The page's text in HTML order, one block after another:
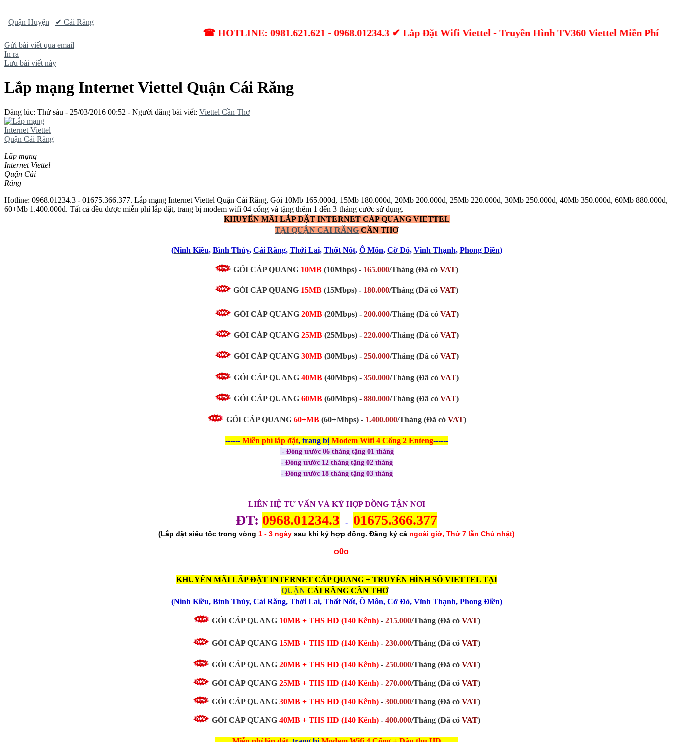
Quận Huyện ✔ Cái Răng
☎ HOTLINE: 0981.621.621 - 0968.01234.3 ✔ Lắp Đặt Wifi Viettel - Truyền Hình TV360 Viettel Miễn Phí
Gửi bài viết qua email
In ra
Lưu bài viết này
Lắp mạng Internet Viettel Quận Cái Răng
Đăng lúc: Thứ sáu - 25/03/2016 00:52 - Người đăng bài viết: Viettel Cần Thơ
Lắp mạng
Internet Viettel
Quận Cái
Răng
Hotline: 0968.01234.3 - 01675.366.377. Lắp mạng Internet Viettel Quận Cái Răng, Gói 10Mb 165.000đ, 15Mb 180.000đ, 20Mb 200.000đ, 25Mb 220.000đ, 30Mb 250.000đ, 40Mb 350.000đ, 60Mb 880.000đ,
60+Mb 1.400.000đ. Tất cả đều được miễn phí lắp đặt, trang bị modem wifi 04 cổng và tặng thêm 1 đến 3 tháng cước sử dụng.
KHUYẾN MÃI LẮP ĐẶT INTERNET CÁP QUANG VIETTEL
TẠI QUẬN CÁI RĂNG CẦN THƠ
(Ninh Kiều, Bình Thủy, Cái Răng, Thới Lai, Thốt Nốt, Ô Môn, Cờ Đỏ, Vĩnh Thạnh, Phong Điền)
GÓI CÁP QUANG 10MB (10Mbps) - 165.000/Tháng (Đã có VAT)
GÓI CÁP QUANG 15MB (15Mbps) - 180.000/Tháng (Đã có VAT)
GÓI CÁP QUANG 20MB (20Mbps) - 200.000/Tháng (Đã có VAT)
GÓI CÁP QUANG 25MB (25Mbps) - 220.000/Tháng (Đã có VAT)
GÓI CÁP QUANG 30MB (30Mbps) - 250.000/Tháng (Đã có VAT)
GÓI CÁP QUANG 40MB (40Mbps) - 350.000/Tháng (Đã có VAT)
GÓI CÁP QUANG 60MB (60Mbps) - 880.000/Tháng (Đã có VAT)
GÓI CÁP QUANG 60+MB (60+Mbps) - 1.400.000/Tháng (Đã có VAT)
------ Miễn phílắp đặt, trang bị Modem Wifi 4 Cổng 2 Enteng------
- Đóng trước 06 tháng tặng 01 tháng
- Đóng trước 12 tháng tặng 02 tháng
- Đóng trước 18 tháng tặng 03 tháng
LIÊN HỆ TƯ VẤN VÀ KÝ HỢP ĐỒNG TẬN NƠI
ĐT: 0968.01234.3 - 01675.366.377
(Lắp đặt siêu tốc trong vòng 1 - 3 ngày sau khi ký hợp đồng. Đăng ký cả ngoài giờ, Thứ 7 lẫn Chủ nhật)
_______________________o0o_____________________
KHUYẾN MÃI LẮP ĐẶT INTERNET CÁP QUANG + TRUYỀN HÌNH SỐ VIETTEL TẠI
QUẬN CÁI RĂNGCẦN THƠ
(Ninh Kiều, Bình Thủy, Cái Răng, Thới Lai, Thốt Nốt, Ô Môn, Cờ Đỏ, Vĩnh Thạnh, Phong Điền)
GÓI CÁP QUANG 10MB + THS HD (140 Kênh)- 215.000/Tháng (Đã có VAT)
GÓI CÁP QUANG 15MB + THS HD (140 Kênh) - 230.000/Tháng (Đã có VAT)
GÓI CÁP QUANG 20MB + THS HD (140 Kênh) - 250.000/Tháng (Đã có VAT)
GÓI CÁP QUANG 25MB + THS HD (140 Kênh) - 270.000/Tháng (Đã có VAT)
GÓI CÁP QUANG 30MB + THS HD (140 Kênh) - 300.000/Tháng (Đã có VAT)
GÓI CÁP QUANG 40MB + THS HD (140 Kênh) - 400.000/Tháng (Đã có VAT)